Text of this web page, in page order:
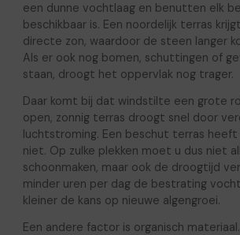
een dunne vochtlaag en benutten elk
beschikbaar is. Een noordelijk terras
directe zon, waardoor de steen langer
Als er ook nog bomen, schuttingen of
staan, droogt het oppervlak nog trager.
Daar komt bij dat windstilte een grote
open, zonnig terras droogt snel door
luchtstroming. Een beschut terras
niet. Op zulke plekken moet u dus niet
schoonmaken, maar ook de droogtijd
minder uren per dag de bestrating
kleiner de kans op nieuwe algengroei.
Een andere factor is organisch